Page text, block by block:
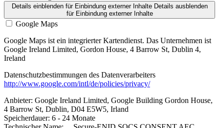
Details einblendenfür Einbindung externer Inhalte Details ausblenden
für Einbindung externer Inhalte
Google Maps
Google Maps ist ein integrierter Kartendienst. Das Unternehmen ist
Google Ireland Limited, Gordon House, 4 Barrow St, Dublin 4,
Ireland
Datenschutzbestimmungen des Datenverarbeiters
http://www.google.com/intl/de/policies/privacy/
Anbieter: Google Ireland Limited, Google Building Gordon House,
4 Barrow St, Dublin, D04 E5W5, Irland
Speicherdauer: 6 - 24 Monate